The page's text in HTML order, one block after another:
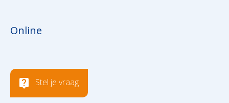
Online
Stel je vraag